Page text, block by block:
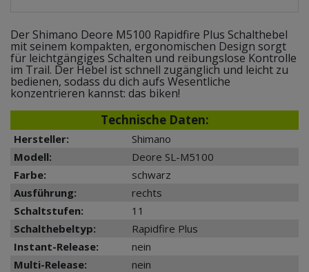
Der Shimano Deore M5100 Rapidfire Plus Schalthebel
mit seinem kompakten, ergonomischen Design sorgt
für leichtgängiges Schalten und reibungslose Kontrolle
im Trail. Der Hebel ist schnell zugänglich und leicht zu
bedienen, sodass du dich aufs Wesentliche
konzentrieren kannst: das biken!
Technische Daten:
Hersteller:
Shimano
Modell:
Deore SL-M5100
Farbe:
schwarz
Ausführung:
rechts
Schaltstufen:
11
Schalthebeltyp:
Rapidfire Plus
Instant-Release:
nein
Multi-Release:
nein